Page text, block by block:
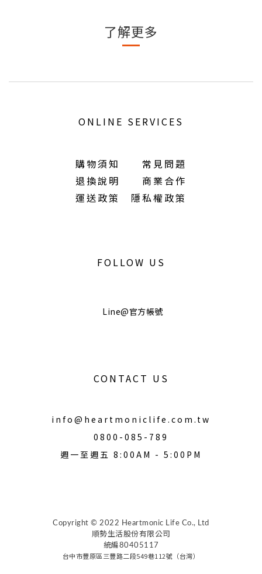
了解更多
ONLINE SERVICES
購物須知
常見問題
退換說明
商業合作
運送政策
隱私權政策
FOLLOW US
Line@官方帳號
CONTACT US
info@heartmoniclife.com.tw
0800-085-789
週一至週五 8:00AM - 5:00PM
Copyright © 2022 Heartmonic Life Co., Ltd
順勢生活股份有限公司
統編80405117
台中市豐原區三豐路二段549巷112號（台灣）